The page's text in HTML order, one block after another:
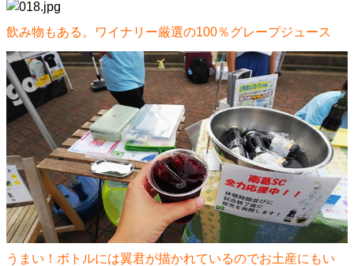
飲み物もある。ワイナリー厳選の100％グレープジュース
うまい！ボトルには翼君が描かれているのでお土産にもい